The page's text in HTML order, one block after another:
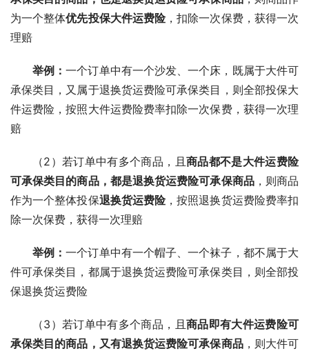
为一个整体优先投保大件运费险，扣除一次保费，获得一次
理赔
举例：一个订单中有一个沙发、一个床，既属于大件可
承保类目，又属于退换货运费险可承保类目，则全部投保大
件运费险，按照大件运费险费率扣除一次保费，获得一次理
赔
（2）若订单中有多个商品，且 商品都不是大件运费险
可承保类目的商品，都是退换货运费险可承保商品，则商品
作为一个整体投保退换货运费险，按照退换货运费险费率扣
除一次保费，获得一次理赔
举例：一个订单中有一个帽子、一个袜子，都不属于大
件可承保类目，都属于退换货运费险可承保类目，则全部投
保退换货运费险
（3）若订单中有多个商品，且 商品即有大件运费险可
承保类目的商品，又有退换货运费险可承保商品，则大件可